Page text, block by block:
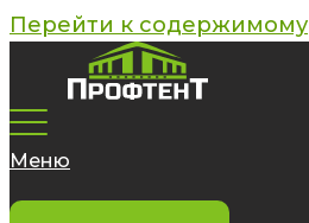
Перейти к содержимому
Меню